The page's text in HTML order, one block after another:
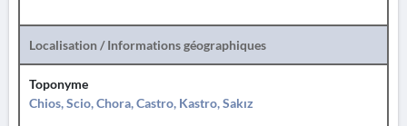
Localisation / Informations géographiques
Toponyme
Chios, Scio, Chora, Castro, Kastro, Sakız